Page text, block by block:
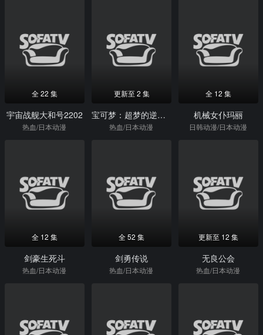
全 22 集
宇宙战舰大和号2202
热血/日本动漫
更新至 2 集
宝可梦：超梦的逆袭进化
热血/日本动漫
全 12 集
机械女仆玛丽
日韩动漫/日本动漫
全 12 集
剑豪生死斗
热血/日本动漫
全 52 集
剑勇传说
热血/日本动漫
更新至 12 集
无良公会
热血/日本动漫